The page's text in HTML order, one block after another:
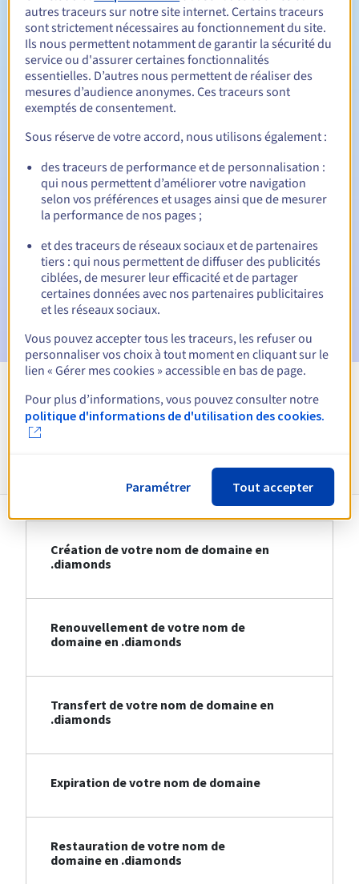
Durée de renouvellement Entre 1 et 10 ans
Période de rédemption
Notifications automatiques :
E-mails d'avertissement :60, 30, 15, 7 et 3 jours avant la
date d'échéance
E-mail le jour de l'expirationpour notification de la
suspension du nom de domaine
E-mail après la période de grâce de rédemptionpour
notification de la suppression du nom de domaine
Voir toutes les extensions
Création de votre nom de domaine en
.diamonds
Renouvellement de votre nom de
domaine en .diamonds
Transfert de votre nom de domaine en
.diamonds
Expiration de votre nom de domaine
Restauration de votre nom de
domaine en .diamonds
autres traceurs sur notre site internet. Certains traceurs
sont strictement nécessaires au fonctionnement du site.
Ils nous permettent notamment de garantir la sécurité du
service ou d'assurer certaines fonctionnalités
essentielles. D’autres nous permettent de réaliser des
mesures d’audience anonymes. Ces traceurs sont
exemptés de consentement.
Sous réserve de votre accord, nous utilisons également :
des traceurs de performance et de personnalisation :
qui nous permettent d’améliorer votre navigation
selon vos préférences et usages ainsi que de mesurer
la performance de nos pages ;
et des traceurs de réseaux sociaux et de partenaires
tiers : qui nous permettent de diffuser des publicités
ciblées, de mesurer leur efficacité et de partager
certaines données avec nos partenaires publicitaires
et les réseaux sociaux.
Vous pouvez accepter tous les traceurs, les refuser ou
personnaliser vos choix à tout moment en cliquant sur le
lien « Gérer mes cookies » accessible en bas de page.
Pour plus d’informations, vous pouvez consulter notre
politique d'informations de d'utilisation des cookies.
Paramétrer Tout accepter